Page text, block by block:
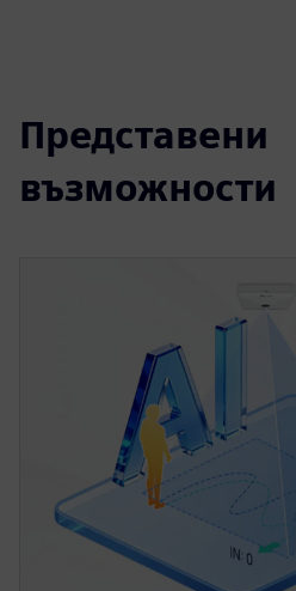
Представени
възможности